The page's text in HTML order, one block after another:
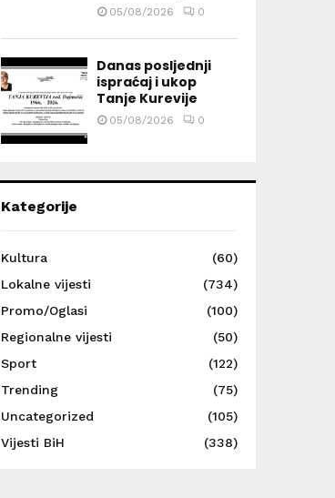
05/08/2026 0
Danas posljednji
ispraćaj i ukop
Tanje Kurevije
05/08/2026 0
Kategorije
Kultura
(60)
Lokalne vijesti
(734)
Promo/Oglasi
(100)
Regionalne vijesti
(50)
Sport
(122)
Trending
(75)
Uncategorized
(105)
Vijesti BiH
(338)